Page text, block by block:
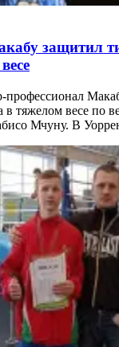
защитил
профессионал
в тяжелом весе по
Мчуну. В